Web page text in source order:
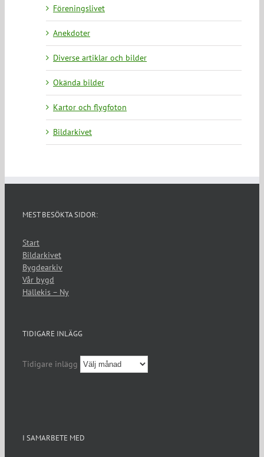
Föreningslivet
Anekdoter
Diverse artiklar och bilder
Okända bilder
Kartor och flygfoton
Bildarkivet
MEST BESÖKTA SIDOR:
Start
Bildarkivet
Bygdearkiv
Vår bygd
Hällekis – Ny
TIDIGARE INLÄGG
Tidigare inlägg
I SAMARBETE MED